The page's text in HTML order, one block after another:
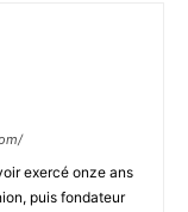
exercé onze ans
puis fondateur